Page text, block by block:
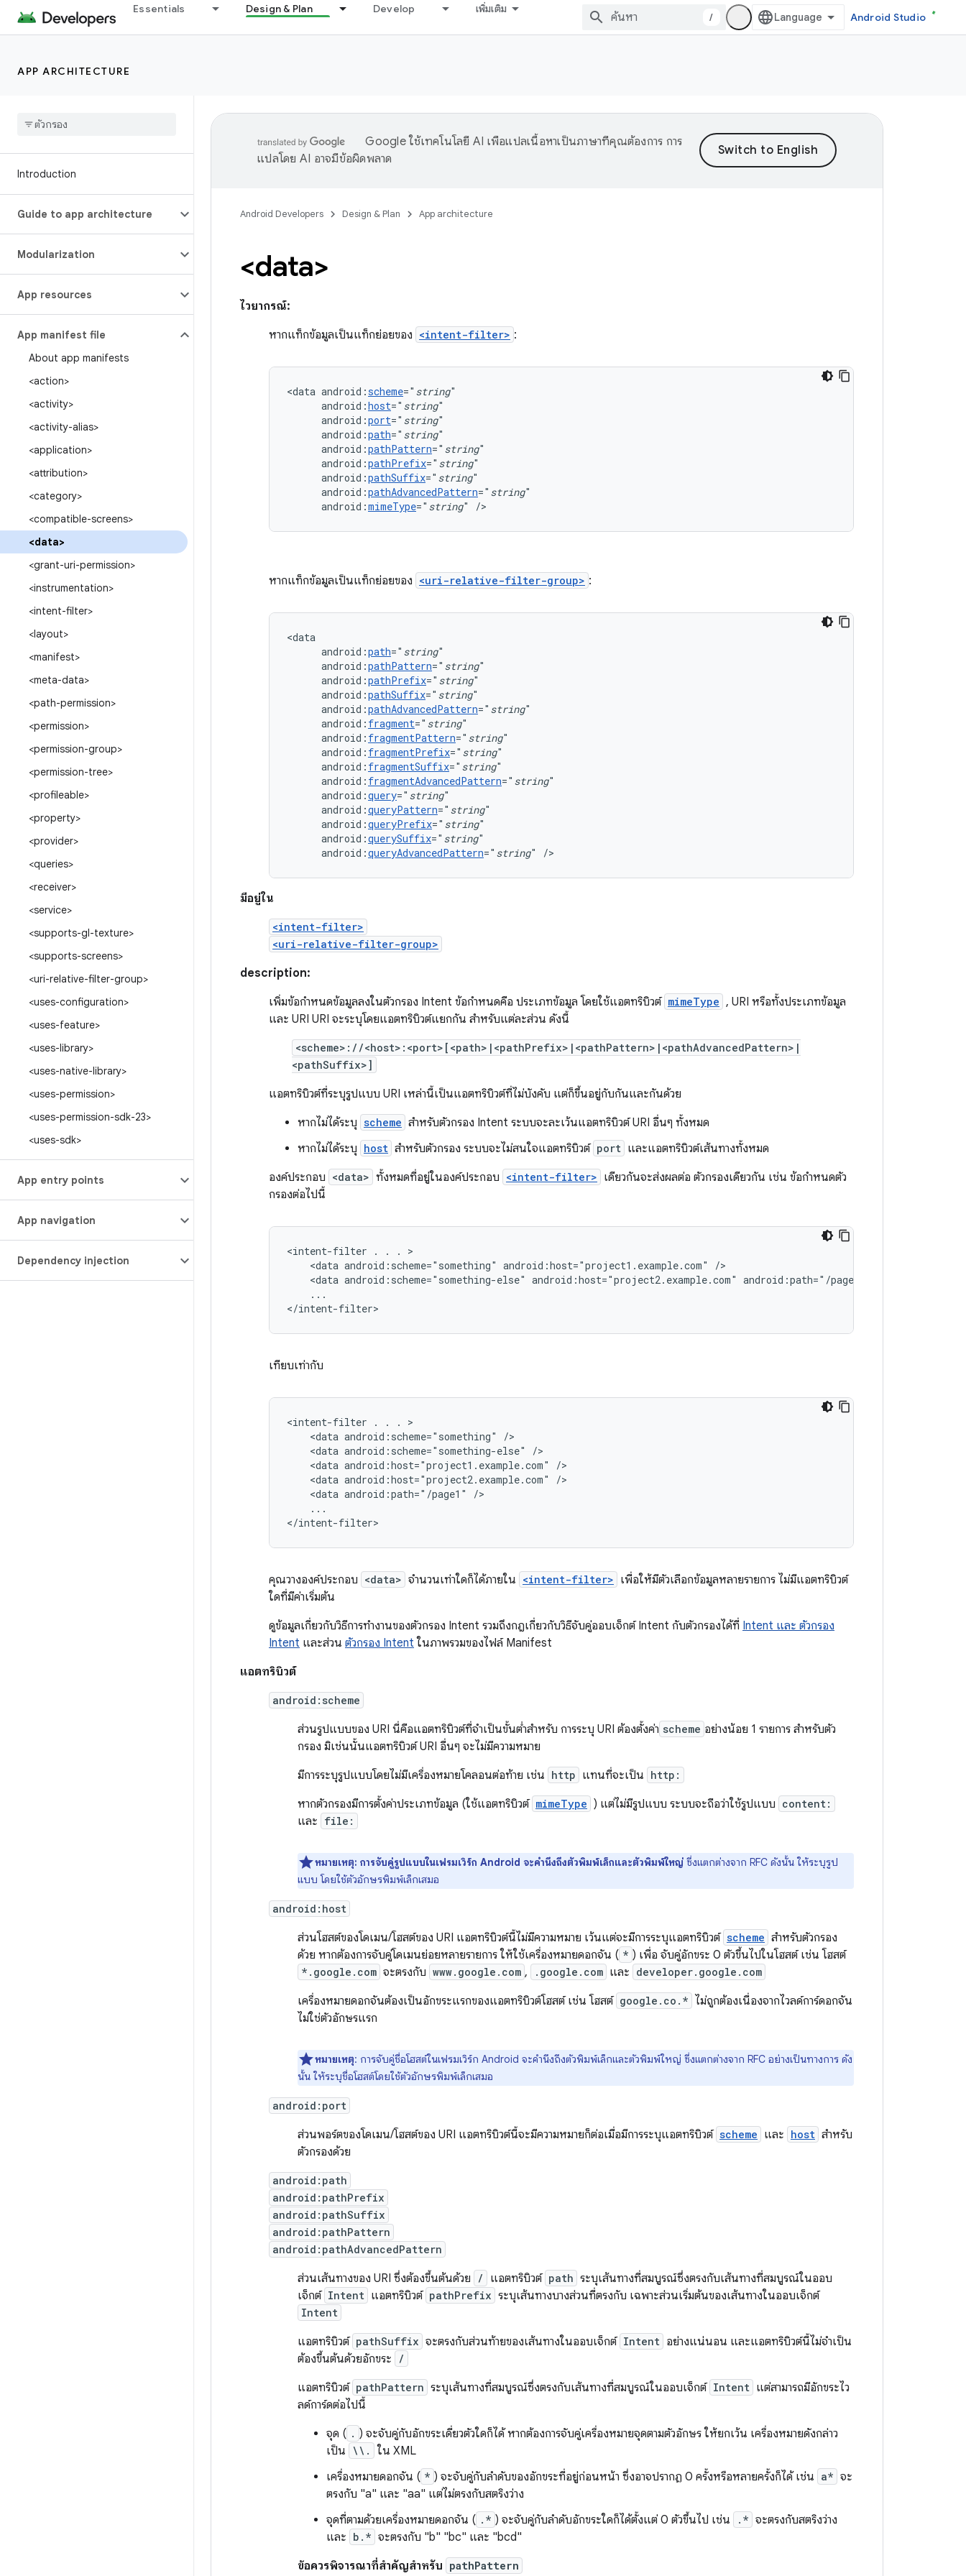
Essentials Design & Plan Develop เพิ่มเติม
/ Android Studio
APP ARCHITECTURE
Introduction
Guide to app architecture
Modularization
App resources
App manifest file
About app manifests
<action>
<activity>
<activity-alias>
<application>
<attribution>
<category>
<compatible-screens>
<data>
<grant-uri-permission>
<instrumentation>
<intent-filter>
<layout>
<manifest>
<meta-data>
<path-permission>
<permission>
<permission-group>
<permission-tree>
<profileable>
<property>
<provider>
<queries>
<receiver>
<service>
<supports-gl-texture>
<supports-screens>
<uri-relative-filter-group>
<uses-configuration>
<uses-feature>
<uses-library>
<uses-native-library>
<uses-permission>
<uses-permission-sdk-23>
<uses-sdk>
App entry points
App navigation
Dependency injection
Google ใช้เทคโนโลยี AI เพื่อแปลเนื้อหาเป็นภาษาที่คุณต้องการ การ
แปลโดย AI อาจมีข้อผิดพลาด
Android Developers Design & Plan App architecture
<data>
ไวยากรณ์:
หากแท็กข้อมูลเป็นแท็กย่อยของ <intent-filter> :
<data android:scheme=" string
android:host=" string
android:port=" string
android:path=" string
android:pathPattern=" string
android:pathPrefix=" string
android:pathSuffix=" string
android:pathAdvancedPattern=" string
android:mimeType=" string" />
หากแท็กข้อมูลเป็นแท็กย่อยของ <uri-relative-filter-group> :
android:path=" string
android:pathPattern=" string
android:pathPrefix=" string
android:pathSuffix=" string
android:pathAdvancedPattern=" string
android: fragment=" string
android: fragmentPattern=" string
android: fragmentPrefix=" string
android: fragmentSuffix=" string
android: fragmentAdvancedPattern=" string
android:query=" string
android:queryPattern=" string
android:queryPrefix=" string
android:querySuffix=" string
android:queryAdvancedPattern=" string" />
มีอยู่ใน
<intent-filter>
<uri-relative-filter-group>
description:
เพิ่มข้อกําหนดข้อมูลลงในตัวกรอง Intent ข้อกำหนดคือ ประเภทข้อมูล โดยใช้แอตทริบิวต์ mimeType , URI หรือทั้งประเภทข้อมูล
และ URI URI จะระบุโดยแอตทริบิวต์แยกกัน สำหรับแต่ละส่วน ดังนี้
<scheme>://<host>:<port>[<path>|<pathPrefix>|<pathPattern>|<pathAdvancedPattern>|
<pathSuffix>]
แอตทริบิวต์ที่ระบุรูปแบบ URI เหล่านี้เป็นแอตทริบิวต์ที่ไม่บังคับ แต่ก็ขึ้นอยู่กับกันและกันด้วย
หากไม่ได้ระบุ scheme สำหรับตัวกรอง Intent ระบบจะละเว้นแอตทริบิวต์ URI อื่นๆ ทั้งหมด
หากไม่ได้ระบุ host สำหรับตัวกรอง ระบบจะไม่สนใจแอตทริบิวต์ port และแอตทริบิวต์เส้นทางทั้งหมด
องค์ประกอบ <data> ทั้งหมดที่อยู่ในองค์ประกอบ <intent-filter> เดียวกันจะส่งผลต่อ ตัวกรองเดียวกัน เช่น ข้อกำหนดตัว
กรองต่อไปนี้
<intent-filter . . .
<data android:scheme="something" android:host="project1.example.com"
<data android:scheme="something-else" android:host="project2.example.com" android:path="/page1"
...
</intent-filter>
เทียบเท่ากับ
<intent-filter . . .
<data android:scheme="something"
<data android:scheme="something-else"
<data android:host="project1.example.com"
<data android:host="project2.example.com"
<data android:path="/page1"
...
</intent-filter>
คุณวางองค์ประกอบ <data> จำนวนเท่าใดก็ได้ภายใน <intent-filter> เพื่อให้มีตัวเลือกข้อมูลหลายรายการ ไม่มีแอตทริบิวต์
ใดที่มีค่าเริ่มต้น
ดูข้อมูลเกี่ยวกับวิธีการทำงานของตัวกรอง Intent รวมถึงกฎเกี่ยวกับวิธีจับคู่ออบเจ็กต์ Intent กับตัวกรองได้ที่ Intent และ ตัวกรอง
Intent และส่วน ตัวกรอง Intent ในภาพรวมของไฟล์ Manifest
แอตทริบิวต์
android:scheme
ส่วนรูปแบบของ URI นี่คือแอตทริบิวต์ที่จำเป็นขั้นต่ำสำหรับ การระบุ URI ต้องตั้งค่า scheme อย่างน้อย 1 รายการ สำหรับตัว
กรอง มิเช่นนั้นแอตทริบิวต์ URI อื่นๆ จะไม่มีความหมาย
มีการระบุรูปแบบโดยไม่มีเครื่องหมายโคลอนต่อท้าย เช่น http แทนที่จะเป็น http:
หากตัวกรองมีการตั้งค่าประเภทข้อมูล (ใช้แอตทริบิวต์ mimeType ) แต่ไม่มีรูปแบบ ระบบจะถือว่าใช้รูปแบบ content:
และ file:
หมายเหตุ: การจับคู่รูปแบบในเฟรมเวิร์ก Android จะคำนึงถึงตัวพิมพ์เล็กและตัวพิมพ์ใหญ่ ซึ่งแตกต่างจาก RFC ดังนั้น ให้ระบุรูป
แบบ โดยใช้ตัวอักษรพิมพ์เล็กเสมอ
android:host
ส่วนโฮสต์ของโดเมน/โฮสต์ของ URI แอตทริบิวต์นี้ไม่มีความหมาย เว้นแต่จะมีการระบุแอตทริบิวต์ scheme สำหรับตัวกรอง
ด้วย หากต้องการจับคู่โดเมนย่อยหลายรายการ ให้ใช้เครื่องหมายดอกจัน ( * ) เพื่อ จับคู่อักขระ 0 ตัวขึ้นไปในโฮสต์ เช่น โฮสต์
*.google.com จะตรงกับ www.google.com , .google.com และ developer.google.com
เครื่องหมายดอกจันต้องเป็นอักขระแรกของแอตทริบิวต์โฮสต์ เช่น โฮสต์ google.co.* ไม่ถูกต้องเนื่องจากไวลด์การ์ดอกจัน
ไม่ใช่ตัวอักษรแรก
หมายเหตุ: การจับคู่ชื่อโฮสต์ในเฟรมเวิร์ก Android จะคำนึงถึงตัวพิมพ์เล็กและตัวพิมพ์ใหญ่ ซึ่งแตกต่างจาก RFC อย่างเป็นทางการ ดัง
นั้น ให้ระบุชื่อโฮสต์โดยใช้ตัวอักษรพิมพ์เล็กเสมอ
android:port
ส่วนพอร์ตของโดเมน/โฮสต์ของ URI แอตทริบิวต์นี้จะมีความหมายก็ต่อเมื่อมีการระบุแอตทริบิวต์ scheme และ host สำหรับ
ตัวกรองด้วย
android:path
android:pathPrefix
android:pathSuffix
android:pathPattern
android:pathAdvancedPattern
ส่วนเส้นทางของ URI ซึ่งต้องขึ้นต้นด้วย / แอตทริบิวต์ path ระบุเส้นทางที่สมบูรณ์ซึ่งตรงกับเส้นทางที่สมบูรณ์ในออบ
เจ็กต์ Intent แอตทริบิวต์ pathPrefix ระบุเส้นทางบางส่วนที่ตรงกับ เฉพาะส่วนเริ่มต้นของเส้นทางในออบเจ็กต์
Intent
แอตทริบิวต์ pathSuffix จะตรงกับส่วนท้ายของเส้นทางในออบเจ็กต์ Intent อย่างแน่นอน และแอตทริบิวต์นี้ไม่จำเป็น
ต้องขึ้นต้นด้วยอักขระ
/
แอตทริบิวต์ pathPattern ระบุเส้นทางที่สมบูรณ์ซึ่งตรงกับเส้นทางที่สมบูรณ์ในออบเจ็กต์ Intent แต่สามารถมีอักขระไว
ลด์การ์ดต่อไปนี้
จุด ( . ) จะจับคู่กับอักขระเดี่ยวตัวใดก็ได้ หากต้องการจับคู่เครื่องหมายจุดตามตัวอักษร ให้ยกเว้น เครื่องหมายดังกล่าว
เป็น \\.
ใน XML
เครื่องหมายดอกจัน ( * ) จะจับคู่กับลำดับของอักขระที่อยู่ก่อนหน้า ซึ่งอาจปรากฏ 0 ครั้งหรือหลายครั้งก็ได้ เช่น a* จะ
ตรงกับ "a" และ "aa" แต่ไม่ตรงกับสตริงว่าง
จุดที่ตามด้วยเครื่องหมายดอกจัน ( .* ) จะจับคู่กับลำดับอักขระใดก็ได้ตั้งแต่ 0 ตัวขึ้นไป เช่น .* จะตรงกับสตริงว่าง
และ b.* จะตรงกับ "b" "bc" และ "bcd"
ข้อควรพิจารณาที่สำคัญสำหรับ pathPattern